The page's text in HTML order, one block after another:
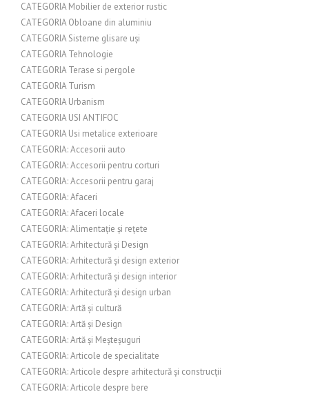
CATEGORIA Mobilier de exterior rustic
CATEGORIA Obloane din aluminiu
CATEGORIA Sisteme glisare uși
CATEGORIA Tehnologie
CATEGORIA Terase si pergole
CATEGORIA Turism
CATEGORIA Urbanism
CATEGORIA USI ANTIFOC
CATEGORIA Usi metalice exterioare
CATEGORIA: Accesorii auto
CATEGORIA: Accesorii pentru corturi
CATEGORIA: Accesorii pentru garaj
CATEGORIA: Afaceri
CATEGORIA: Afaceri locale
CATEGORIA: Alimentație și rețete
CATEGORIA: Arhitectură și Design
CATEGORIA: Arhitectură și design exterior
CATEGORIA: Arhitectură și design interior
CATEGORIA: Arhitectură și design urban
CATEGORIA: Artă și cultură
CATEGORIA: Artă și Design
CATEGORIA: Artă și Meșteșuguri
CATEGORIA: Articole de specialitate
CATEGORIA: Articole despre arhitectură și construcții
CATEGORIA: Articole despre bere